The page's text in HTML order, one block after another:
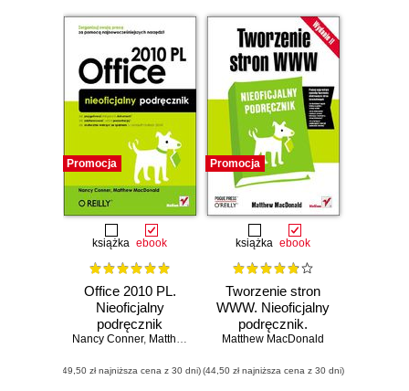
Promocja
książka ebook
Office 2010 PL.
Nieoficjalny
podręcznik
Nancy Conner, Matthew MacDonald
(49,50 zł najniższa cena z 30 dni)
Promocja
książka ebook
Tworzenie stron
WWW. Nieoficjalny
podręcznik.
Wydanie II
Matthew MacDonald
(44,50 zł najniższa cena z 30 dni)